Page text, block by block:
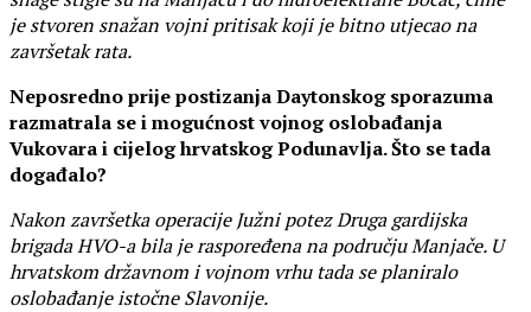
je stvoren snažan vojni pritisak koji je bitno utjecao na
završetak rata.
Neposredno prije postizanja Daytonskog sporazuma
razmatrala se i mogućnost vojnog oslobađanja
Vukovara i cijelog hrvatskog Podunavlja. Što se tada
događalo?
Nakon završetka operacije Južni potez Druga gardijska
brigada HVO-a bila je raspoređena na području Manjače. U
hrvatskom državnom i vojnom vrhu tada se planiralo
oslobađanje istočne Slavonije.